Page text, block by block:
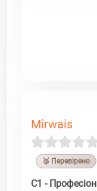
Mirwais
🥉 Перевірено
C1 -